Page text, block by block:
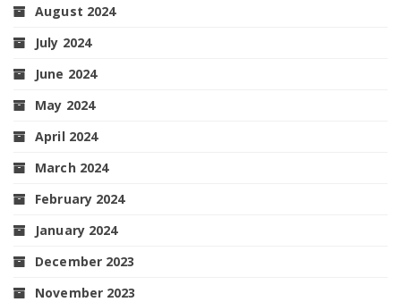
August 2024
July 2024
June 2024
May 2024
April 2024
March 2024
February 2024
January 2024
December 2023
November 2023